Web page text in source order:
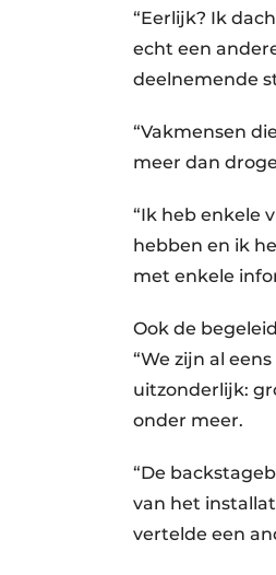
“Eerlijk? Ik
echt een
deelnemende
“Vakmensen
meer dan
“Ik heb enkele
hebben en ik
met enkele
Ook de
“We zijn al
uitzonderlijk:
onder meer.
“De
van het
vertelde een